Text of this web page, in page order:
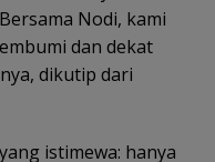
Nodi, kami
dan dekat
dikutip dari
istimewa: hanya